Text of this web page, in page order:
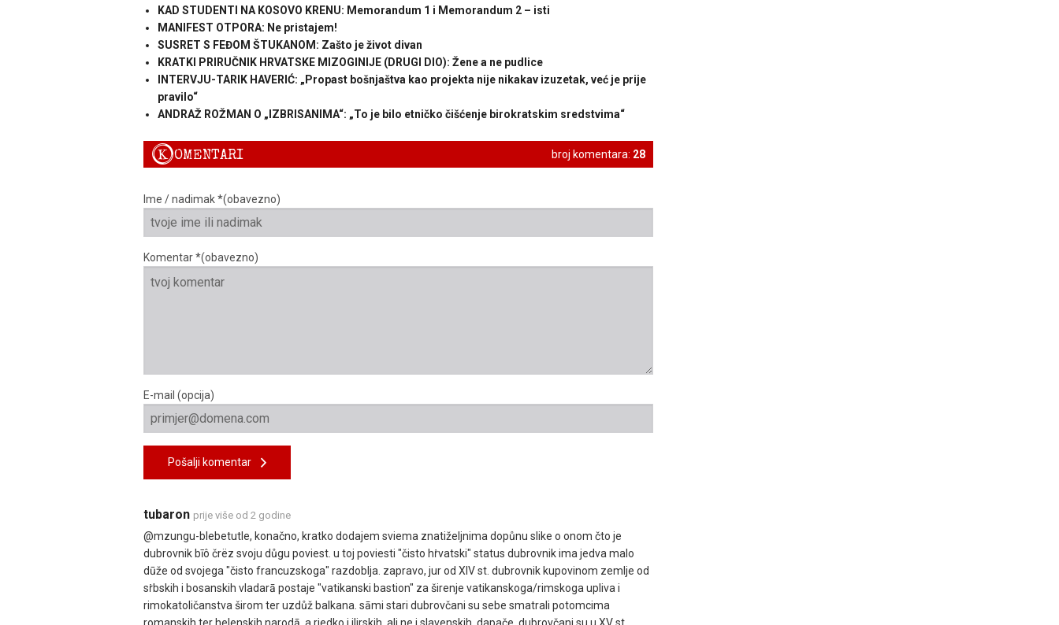
KAD STUDENTI NA KOSOVO KRENU: Memorandum 1 i Memorandum 2 – isti
MANIFEST OTPORA: Ne pristajem!
SUSRET S FEĐOM ŠTUKANOM: Zašto je život divan
KRATKI PRIRUČNIK HRVATSKE MIZOGINIJE (DRUGI DIO): Žene a ne pudlice
INTERVJU-TARIK HAVERIĆ: „Propast bošnjaštva kao projekta nije nikakav izuzetak, već je prije
pravilo“
ANDRAŽ ROŽMAN O „IZBRISANIMA“: „To je bilo etničko čišćenje birokratskim sredstvima“
broj komentara: 28
KOMENTARI
Ime / nadimak *(obavezno)
Komentar *(obavezno)
E-mail (opcija)
Pošalji komentar
tubaron prije više od 2 godine
@mzungu-blebetutle, konačno, kratko dodajem sviema znatiželjnima dopůnu slike o onom čto je
dubrovnik bīô črëz svoju důgu poviest. u toj poviesti "čisto hṙvatski" status dubrovnik ima jedva malo
dūže od svojega "čisto francuzskoga" razdoblja. zapravo, jur od XIV st. dubrovnik kupovinom zemlje od
sṙbskih i bosanskih vladarā postaje "vatikanski bastion" za širenje vatikanskoga/rimskoga upliva i
rimokatoličanstva širom ter uzdůž balkana. sāmi stari dubrovčani su sebe smatrali potomcima